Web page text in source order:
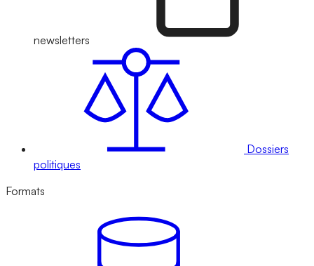
newsletters
Dossiers
politiques
Formats